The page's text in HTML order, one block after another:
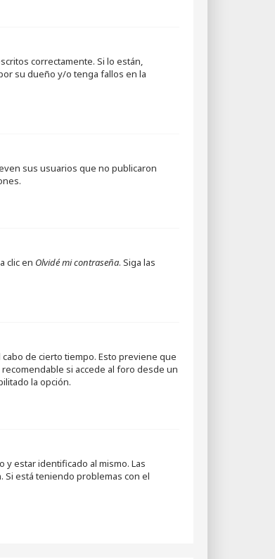
correctamente. Si lo están,
su dueño y/o tenga fallos en la
sus usuarios que no publicaron
clic en Olvidé mi contraseña. Siga las
de cierto tiempo. Esto previene que
si accede al foro desde un
la opción.
y estar identificado al mismo. Las
está teniendo problemas con el